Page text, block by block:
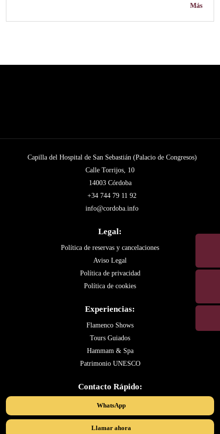
Más
Capilla del Hospital de San Sebastián (Palacio de Congresos)
Calle Torrijos, 10
14003 Córdoba
+34 744 79 11 92
info@cordoba.info
Legal:
Política de reservas y cancelaciones
Aviso Legal
Política de privacidad
Política de cookies
Experiencias:
Flamenco Shows
Tours Guiados
Hammam & Spa
Patrimonio UNESCO
Contacto Rápido:
WhatsApp
Llamar ahora